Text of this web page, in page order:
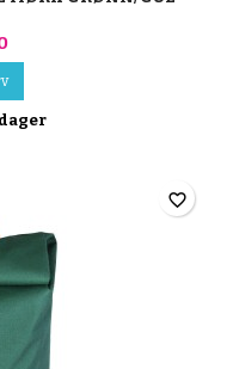
favorite_border